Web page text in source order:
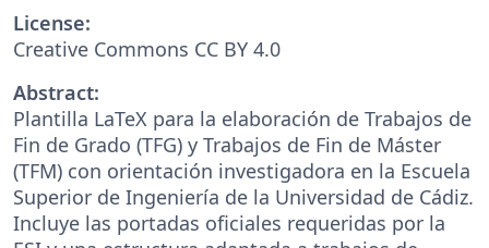
License:
Creative Commons CC BY 4.0
Abstract:
Plantilla LaTeX para la elaboración de Trabajos de
Fin de Grado (TFG) y Trabajos de Fin de Máster
(TFM) con orientación investigadora en la Escuela
Superior de Ingeniería de la Universidad de Cádiz.
Incluye las portadas oficiales requeridas por la